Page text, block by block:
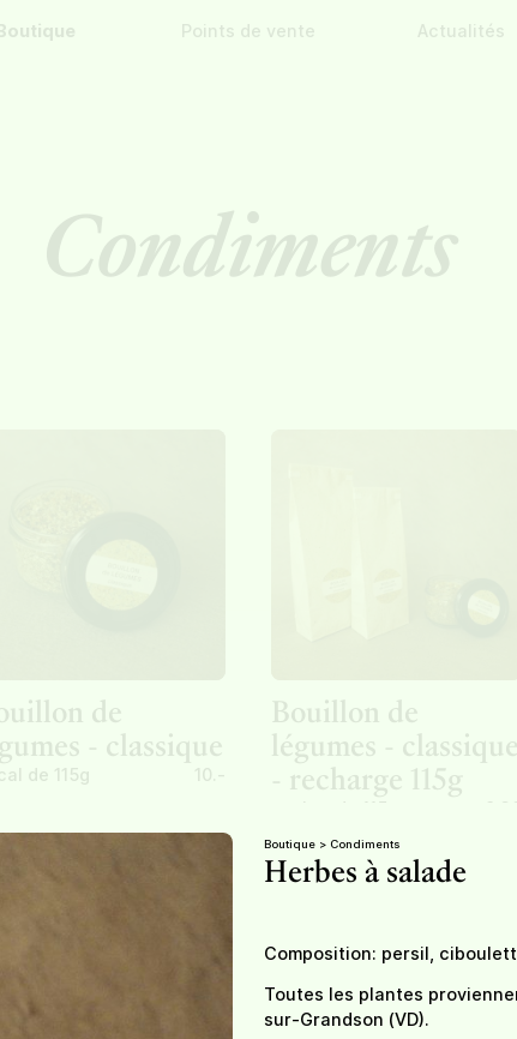
Points de vente Actualités
Condiments
de
- classique
de 115g 10.-
Bouillon de
légumes - classique
- recharge 115g
sachet de 115g 9,30
Indisponible
Boutique > Condiments
Herbes à salade
Composition: persil,
Toutes les plantes
sur-Grandson (VD).